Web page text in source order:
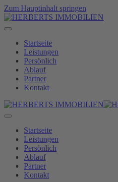
Zum Hauptinhalt springen
Startseite
Leistungen
Persönlich
Ablauf
Partner
Kontakt
Startseite
Leistungen
Persönlich
Ablauf
Partner
Kontakt